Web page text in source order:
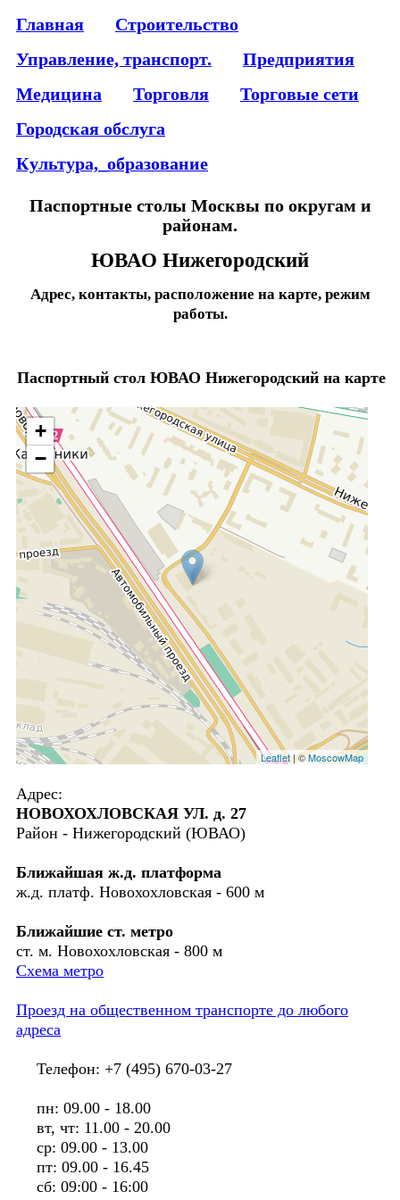
Главная
Строительство
Управление, транспорт.
Предприятия
Медицина
Торговля
Торговые сети
Городская обслуга
Культура,_образование
Паспортные столы Москвы по округам и
районам.
ЮВАО Нижегородский
Адрес, контакты, расположение на карте, режим
работы.
Паспортный стол ЮВАО Нижегородский на карте
+
−
Leaflet| ©MoscowMap
Адрес:
НОВОХОХЛОВСКАЯ УЛ. д. 27
Район - Нижегородский (ЮВАО)
Ближайшая ж.д. платформа
ж.д. платф. Новохохловская - 600 м
Ближайшие ст. метро
ст. м. Новохохловская - 800 м
Схема метро
Проезд на общественном транспорте до любого
адреса
Телефон: +7 (495) 670-03-27
пн: 09.00 - 18.00
вт, чт: 11.00 - 20.00
ср: 09.00 - 13.00
пт: 09.00 - 16.45
сб: 09:00 - 16:00